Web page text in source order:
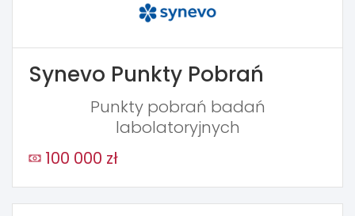
Synevo Punkty Pobrań
Punkty pobrań badań
labolatoryjnych
100 000 zł